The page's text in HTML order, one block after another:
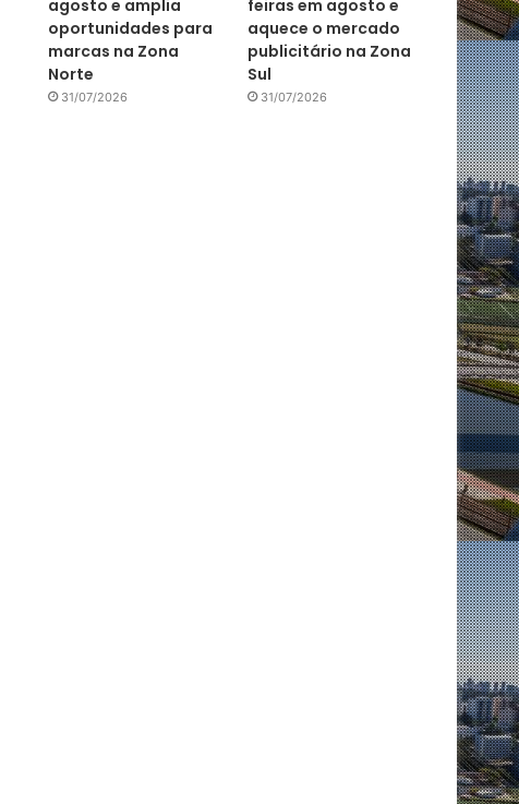
agosto e amplia
oportunidades para
marcas na Zona
Norte
31/07/2026
feiras em agosto e
aquece o mercado
publicitário na Zona
Sul
31/07/2026